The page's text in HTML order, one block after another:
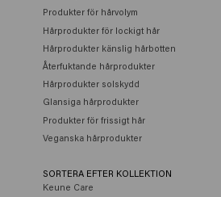
Produkter för hårvolym
Hårprodukter för lockigt hår
Hårprodukter känslig hårbotten
Återfuktande hårprodukter
Hårprodukter solskydd
Glansiga hårprodukter
Produkter för frissigt hår
Veganska hårprodukter
SORTERA EFTER KOLLEKTION
Keune Care